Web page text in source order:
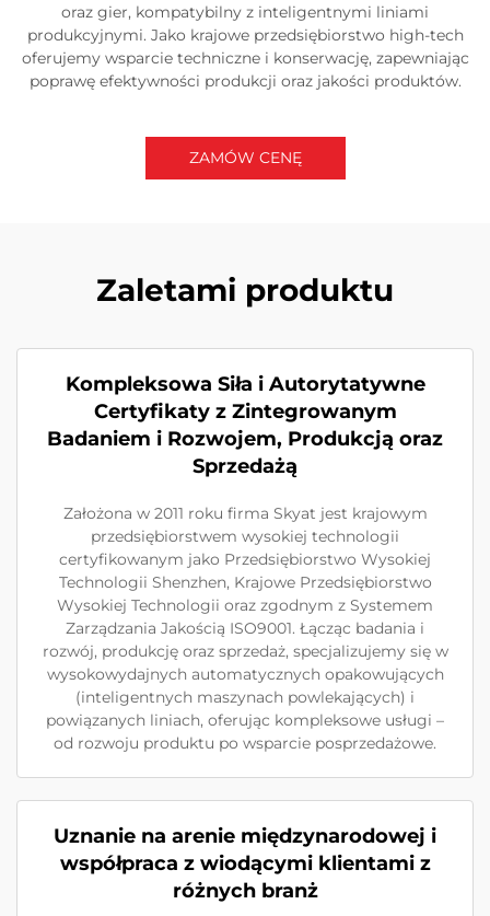
oraz gier, kompatybilny z inteligentnymi liniami
produkcyjnymi. Jako krajowe przedsiębiorstwo high-tech
oferujemy wsparcie techniczne i konserwację, zapewniając
poprawę efektywności produkcji oraz jakości produktów.
ZAMÓW CENĘ
Zaletami produktu
Kompleksowa Siła i Autorytatywne
Certyfikaty z Zintegrowanym
Badaniem i Rozwojem, Produkcją oraz
Sprzedażą
Założona w 2011 roku firma Skyat jest krajowym
przedsiębiorstwem wysokiej technologii
certyfikowanym jako Przedsiębiorstwo Wysokiej
Technologii Shenzhen, Krajowe Przedsiębiorstwo
Wysokiej Technologii oraz zgodnym z Systemem
Zarządzania Jakością ISO9001. Łącząc badania i
rozwój, produkcję oraz sprzedaż, specjalizujemy się w
wysokowydajnych automatycznych opakowujących
(inteligentnych maszynach powlekających) i
powiązanych liniach, oferując kompleksowe usługi –
od rozwoju produktu po wsparcie posprzedażowe.
Uznanie na arenie międzynarodowej i
współpraca z wiodącymi klientami z
różnych branż